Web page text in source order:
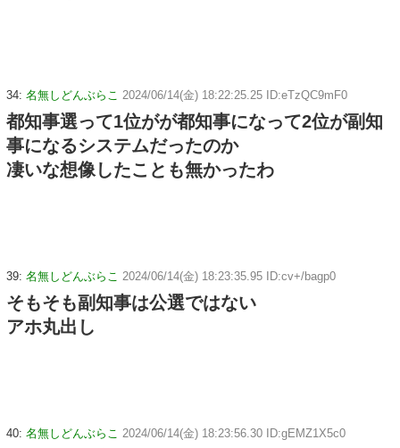
34: 名無しどんぶらこ 2024/06/14(金) 18:22:25.25 ID:eTzQC9mF0
都知事選って1位がが都知事になって2位が副知
事になるシステムだったのか
凄いな想像したことも無かったわ
39: 名無しどんぶらこ 2024/06/14(金) 18:23:35.95 ID:cv+/bagp0
そもそも副知事は公選ではない
アホ丸出し
40: 名無しどんぶらこ 2024/06/14(金) 18:23:56.30 ID:gEMZ1X5c0